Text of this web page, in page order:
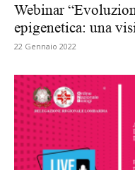
Webinar
epigenetica: una
22 Gennaio 2022